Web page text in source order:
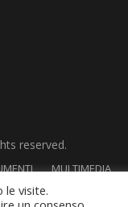
reserved.
MULTIMEDIA
visite.